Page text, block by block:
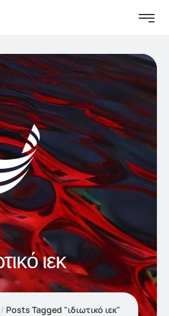
ιεκ
Posts Tagged "ιδιωτικό ιεκ"